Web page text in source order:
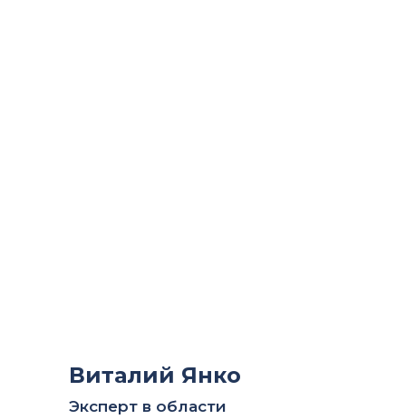
Виталий Янко
Эксперт в области